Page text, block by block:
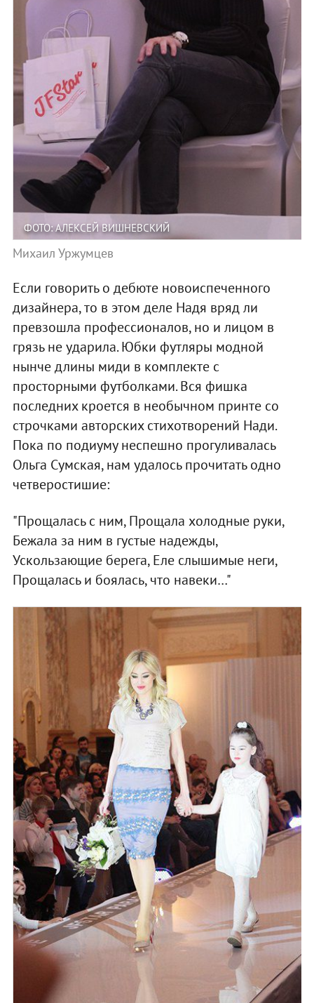
ФОТО: АЛЕКСЕЙ ВИШНЕВСКИЙ
Михаил Уржумцев
Если говорить о дебюте новоиспеченного
дизайнера, то в этом деле Надя вряд ли
превзошла профессионалов, но и лицом в
грязь не ударила. Юбки футляры модной
нынче длины миди в комплекте с
просторными футболками. Вся фишка
последних кроется в необычном принте со
строчками авторских стихотворений Нади.
Пока по подиуму неспешно прогуливалась
Ольга Сумская, нам удалось прочитать одно
четверостишие:
"Прощалась с ним, Прощала холодные руки,
Бежала за ним в густые надежды,
Ускользающие берега, Еле слышимые неги,
Прощалась и боялась, что навеки…"